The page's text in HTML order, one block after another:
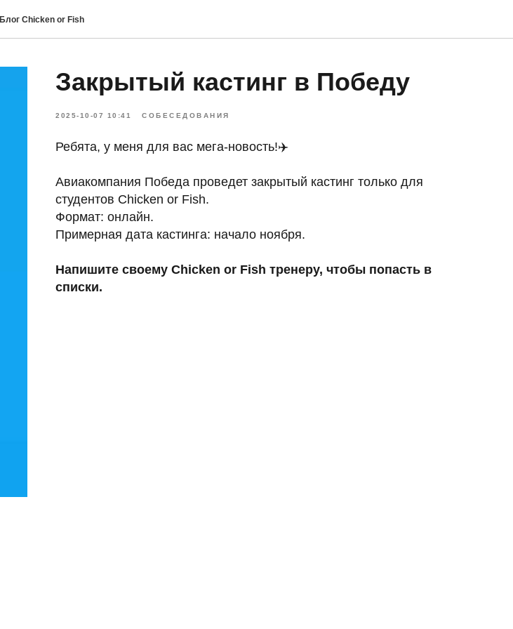
Блог Chicken or Fish
Закрытый кастинг в Победу
2025-10-07 10:41 СОБЕСЕДОВАНИЯ
Ребята, у меня для вас мега-новость!✈️
Авиакомпания Победа проведет закрытый кастинг только для
студентов Chicken or Fish.
Формат: онлайн.
Примерная дата кастинга: начало ноября.
Напишите своему Chicken or Fish тренеру, чтобы попасть в
списки.